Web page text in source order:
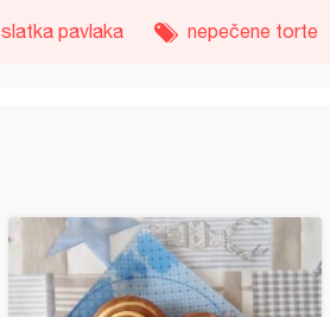
slatka pavlaka nepečene torte